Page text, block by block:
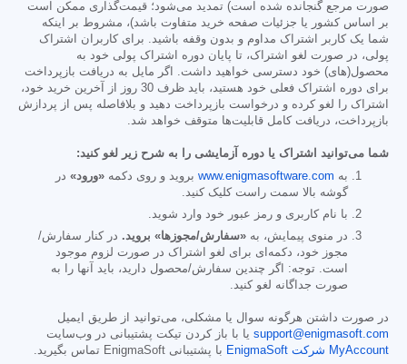
صورت مرجع گنجانده شده است) تمدید می‌شود؛ قیمت‌گذاری ممکن است
بر اساس کشور یا جزئیات صفحه خرید متفاوت باشد)، مشروط بر اینکه
شما یک کاربر اشتراک مداوم و بدون وقفه باشید. برای کاربران اشتراک
پولی، در صورت لغو اشتراک، تا پایان دوره اشتراک پولی خود به
محصول(های) خود دسترسی خواهید داشت. اگر مایل به دریافت بازپرداخت
برای دوره اشتراک فعلی خود هستید، باید ظرف 30 روز از آخرین خرید خود،
اشتراک را لغو کرده و درخواست بازپرداخت دهید و بلافاصله پس از پردازش
بازپرداخت، دریافت کامل قابلیت‌ها متوقف خواهد شد.
شما می‌توانید اشتراک یا دوره آزمایشی را به شرح زیر لغو کنید:
به www.enigmasoftware.com بروید و روی دکمه «ورود» در
گوشه بالا سمت راست کلیک کنید.
با نام کاربری و رمز عبور خود وارد شوید.
در منوی پیمایش، به «سفارش/مجوزها» بروید. در کنار سفارش/
مجوز خود، دکمه‌ای برای لغو اشتراک در صورت لزوم موجود
است. توجه: اگر چندین سفارش/محصول دارید، باید آنها را به
صورت جداگانه لغو کنید.
در صورت داشتن هرگونه سوال یا مشکلی، می‌توانید از طریق ایمیل
support@enigmasoft.com یا با باز کردن تیکت پشتیبانی در وب‌سایت
MyAccount شرکت EnigmaSoft
با پشتیبانی EnigmaSoft تماس بگیرید.